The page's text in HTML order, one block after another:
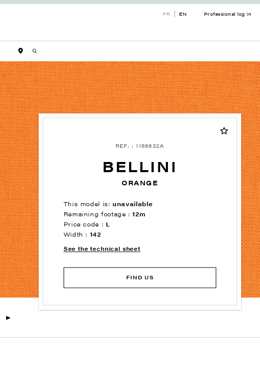
FR EN Professional log in
REF. : 1166632A
BELLINI
ORANGE
This model is:unavailable
Remaining footage :12m
Price code : L
Width : 142
See the technical sheet
FIND US